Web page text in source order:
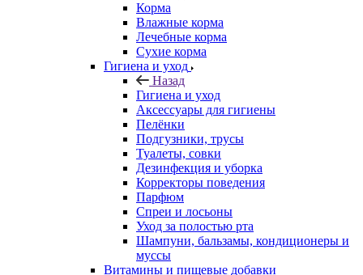
Корма
Влажные корма
Лечебные корма
Сухие корма
Гигиена и уход
Назад
Гигиена и уход
Аксессуары для гигиены
Пелёнки
Подгузники, трусы
Туалеты, совки
Дезинфекция и уборка
Корректоры поведения
Парфюм
Спреи и лосьоны
Уход за полостью рта
Шампуни, бальзамы, кондиционеры и
муссы
Витамины и пищевые добавки